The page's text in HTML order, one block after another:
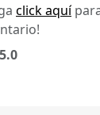
click aquí
5.0